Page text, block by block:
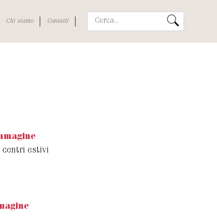
Chi siamo Contatti
centri estivi